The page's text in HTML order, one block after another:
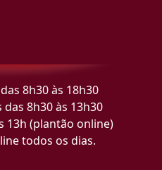
8h30 às 18h30
8h30 às 13h30
13h (plantão online)
todos os dias.